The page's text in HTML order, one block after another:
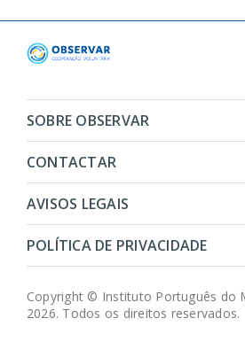
SOBRE OBSERVAR
CONTACTAR
AVISOS LEGAIS
POLÍTICA DE PRIVACIDADE
Copyright © Instituto Português do
2026. Todos os direitos reservados.